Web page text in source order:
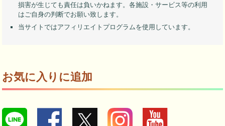
損害が生じても責任は負いかねます。各施設・サービス等の利用
はご自身の判断でお願い致します。
当サイトではアフィリエイトプログラムを使用しています。
お気に入りに追加